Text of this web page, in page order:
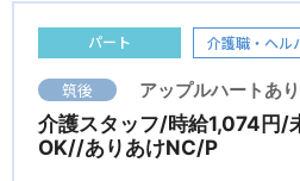
パート 介護職・ヘル
筑後 アップルハートあ
介護スタッフ/時給1,074円/
OK//ありあけNC/P